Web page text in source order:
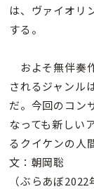
は、ヴァイオリ
する。
およそ無伴奏
されるジャンル
だ。今回のコン
なっても新しい
るクイケンの人
文：朝岡聡
（ぶらあぼ2022